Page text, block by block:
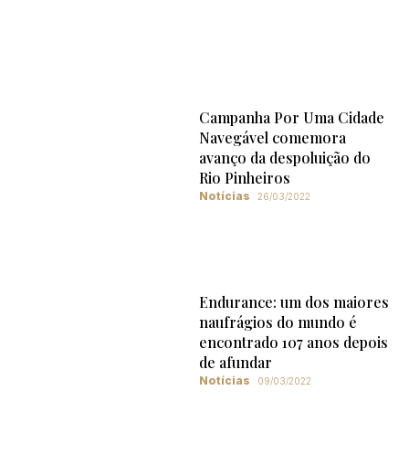
Campanha Por Uma Cidade
Navegável comemora
avanço da despoluição do
Rio Pinheiros
Notícias 26/03/2022
Endurance: um dos maiores
naufrágios do mundo é
encontrado 107 anos depois
de afundar
Notícias 09/03/2022